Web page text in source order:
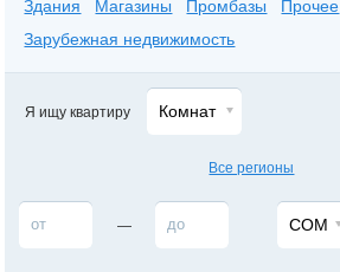
Здания
Магазины Промбазы
Прочее
Зарубежная недвижимость
Я ищу квартиру Комнат
Все регионы
— СОМ